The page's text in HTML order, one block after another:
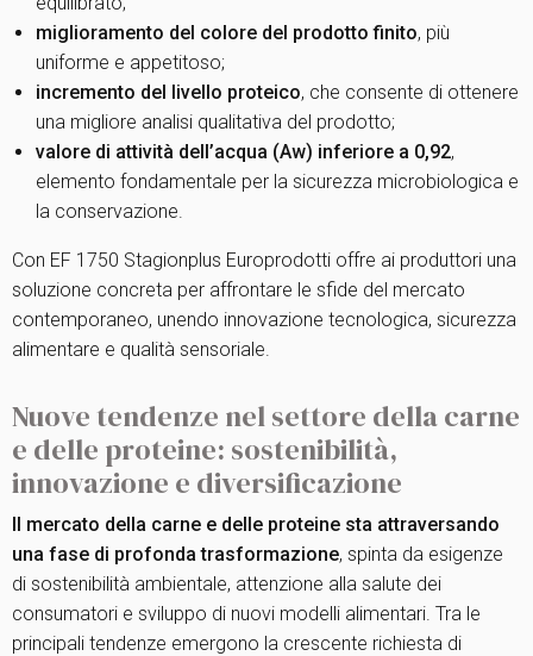
miglioramento del colore del prodotto finito, più
uniforme e appetitoso;
incremento del livello proteico, che consente di ottenere
una migliore analisi qualitativa del prodotto;
valore di attività dell’acqua (Aw) inferiore a 0,92,
elemento fondamentale per la sicurezza microbiologica e
la conservazione.
Con EF 1750 Stagionplus Europrodotti offre ai produttori una
soluzione concreta per affrontare le sfide del mercato
contemporaneo, unendo innovazione tecnologica, sicurezza
alimentare e qualità sensoriale.
Nuove tendenze nel settore della carne
e delle proteine: sostenibilità,
innovazione e diversificazione
Il mercato della carne e delle proteine sta attraversando
una fase di profonda trasformazione, spinta da esigenze
di sostenibilità ambientale, attenzione alla salute dei
consumatori e sviluppo di nuovi modelli alimentari. Tra le
principali tendenze emergono la crescente richiesta di